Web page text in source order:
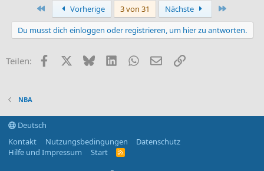
t
o
e
Erste Vorherige 3 von 31 Nächste
Du musst dich einloggen oder registrieren, um hier zu antworten.
Teilen: FacebookX (Twitter)
BlueskyLinkedInWhatsApp
E-MailLink
NBA
Deutsch
Kontakt
Nutzungsbedingungen
Datenschutz
Hilfe und Impressum
Start
R